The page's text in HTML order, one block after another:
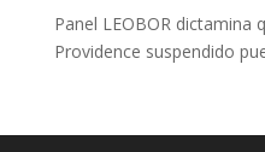
Panel LEOBOR dictamina
Providence suspendido